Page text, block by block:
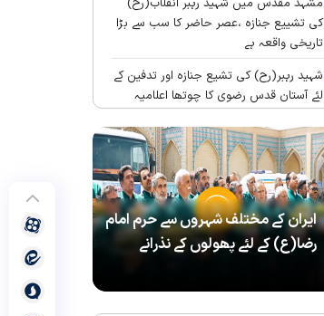
مشہد مقدس میں شہید رہبر انقلاب(رح)
کی تشییع جنازہ ،عصر حاضر کا سب سے بڑا
تاریخی واقعہ ہے
شہید رہبر(رح) کی تشیع جنازہ اور تدفین کے
لئے آستان قدس رضوی کا چوتھا اعلامیہ
حرم امام رضا(ع) میں واقع شہید رہبر(رح)
کے تحائف کا میوزیم اور قرآنی میوزیم کھول
دیا گیا ہے
شہید رہبر کے تشیع جنازہ میں شرکت کے لئے
آستان قدس رضوی کے متولی کا پیغام
بین الاقوامی سطح پر ’’قومو للہ‘‘ نعرے کی
ایران کے مختلف شہروں سے حرم امام
رضا(ع) کے لئے پھولوں کے نذرانے